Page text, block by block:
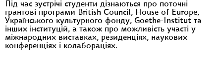
Під час зустрічі студенти дізнаються про поточні
грантові програми British Council, House of Europe,
Українського культурного фонду, Goethe-Institut та
інших інституцій, а також про можливість участі у
міжнародних виставках, резиденціях, наукових
конференціях і колабораціях.